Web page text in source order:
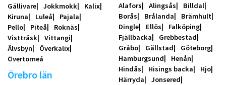
Gällivare
Jokkmokk
Kalix
Kiruna
Luleå
Pajala
Pello
Piteå
Roknäs
Vistträsk
Vittangi
Älvsbyn
Överkalix
Övertorneå
Örebro län
Alafors Alingsås
Billdal
Borås
Brålanda
Brämhult
Dingle
Ellös
Falköping
Fjällbacka
Grebbestad
Gråbo
Gällstad
Göteborg
Hamburgsund
Henån
Hindås
Hisings backa
Hjo
Härryda
Jonsered